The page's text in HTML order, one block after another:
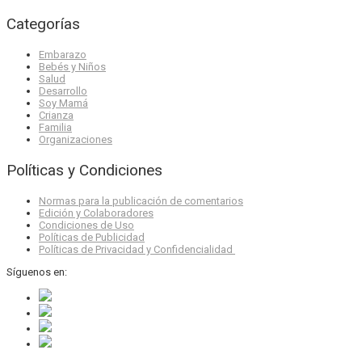
Categorías
Embarazo
Bebés y Niños
Salud
Desarrollo
Soy Mamá
Crianza
Familia
Organizaciones
Políticas y Condiciones
Normas para la publicación de comentarios
Edición y Colaboradores
Condiciones de Uso
Políticas de Publicidad
Políticas de Privacidad y Confidencialidad
Síguenos en: